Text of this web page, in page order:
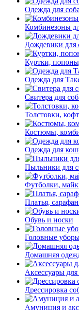
Одежда для
Комбинезоны
Дождевики для
Куртки,
Одежда для
Свитера для
Толстовки,
Костюмы,
Одежда для
Пыльники для
Футболки,
Платья,
Обувь и носки
Головные
Домашняя
Аксессуары
Дрессировка
Амуниция и